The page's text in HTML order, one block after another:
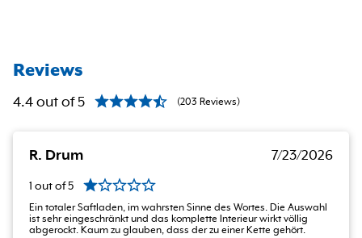
Reviews
4.4 out of5 (203 Reviews)
R. Drum 7/23/2026
1 out of5
Ein totaler Saftladen, im wahrsten Sinne des Wortes. Die Auswahl
ist sehr eingeschränkt und das komplette Interieur wirkt völlig
abgerockt. Kaum zu glauben, dass der zu einer Kette gehört.